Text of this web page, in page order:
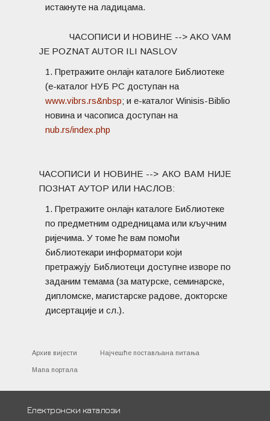
истакнуте на ладицама.
ЧАСОПИСИ И НОВИНЕ --> AKO VAM
JE POZNAT AUTOR ILI NASLOV
Претражите онлајн каталоге Библиотеке
(е-каталог НУБ РС доступан на
www.vibrs.rs&nbsp; и е-каталог Winisis-Biblio
новина и часописа доступан на
nub.rs/index.php
ЧАСОПИСИ И НОВИНЕ --> АКО ВАМ НИЈЕ
ПОЗНАТ АУТОР ИЛИ НАСЛОВ:
Претражите онлајн каталоге Библиотеке
по предметним одредницама или кључним
ријечима. У томе ће вам помоћи
библиотекари информатори који
претражују Библиотеци доступне изворе по
заданим темама (за матурске, семинарске,
дипломске, магистарске радове, докторске
дисертације и сл.).
Архив вијести Најчешће постављана питања
Мапа портала
Електронски каталози